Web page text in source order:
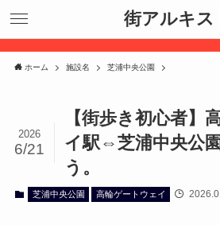
街アルキス
ホーム 施設名 芝浦中央公園
【街歩き初心者】
イ駅⇔芝浦中央公
う。
2026
6/21
芝浦中央公園 高輪ゲートウェイ